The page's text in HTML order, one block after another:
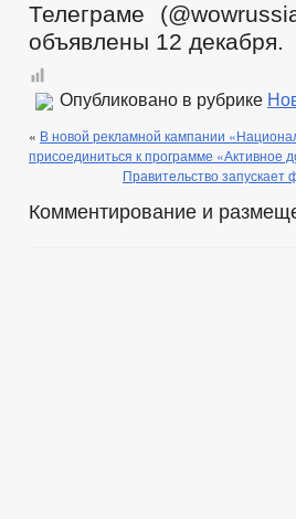
Телеграме
объявлены 12 декабря.
Опубликовано в рубрике
« В новой рекламной кампании
присоединиться к программе «Активное
Правительство
Комментирование и